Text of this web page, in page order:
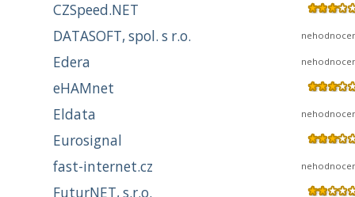
CZSpeed.NET
DATASOFT, spol. s r.o.
Edera
eHAMnet
Eldata
Eurosignal
fast-internet.cz
FuturNET, s.r.o.